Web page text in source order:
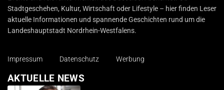
Stadtgeschehen, Kultur, Wirtschaft oder Lifestyle – hier finden Leser
aktuelle Informationen und spannende Geschichten rund um die
Landeshauptstadt Nordrhein-Westfalens.
Impressum Datenschutz Werbung
AKTUELLE NEWS